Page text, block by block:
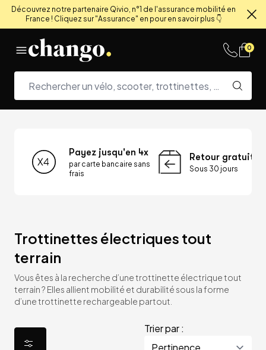
Découvrez notre partenaire Qivio, n°1 de l'assurance mobilité en
France ! Cliquez sur "Assurance" en pour en savoir plus 👇
0
Payez jusqu'en 4x
par carte bancaire sans
frais
Retour gratuit
Sous 30 jours
Trottinettes électriques tout
terrain
Vous êtes à la recherche d’une trottinette électrique tout
terrain ? Elles allient mobilité et durabilité sous la forme
d’une trottinette rechargeable partout.
Trier par :